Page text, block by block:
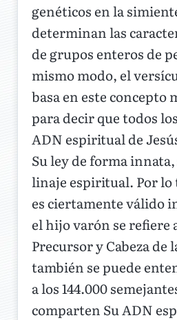
genéticos en la
determinan las
de grupos enteros de
mismo modo, el
basa en este concepto
para decir que todos
ADN espiritual de
Su ley de forma
linaje espiritual. Por lo
es ciertamente válido
el hijo varón se refiere
Precursor y Cabeza de
también se puede
a los 144.000
comparten Su ADN